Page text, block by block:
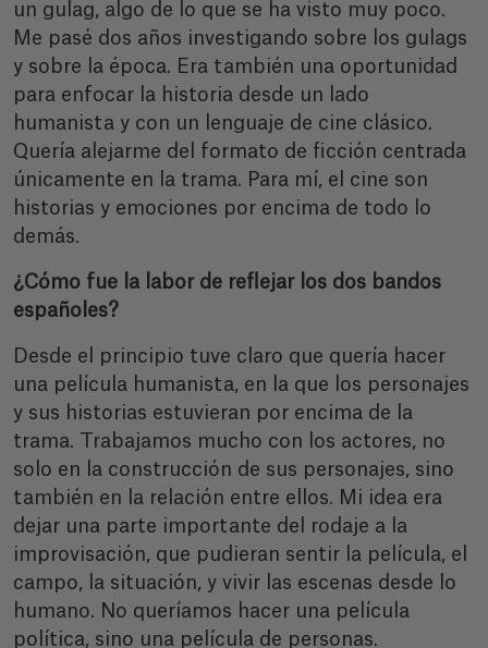
un gulag, algo de lo que se ha visto muy poco.
Me pasé dos años investigando sobre los gulags
y sobre la época. Era también una oportunidad
para enfocar la historia desde un lado
humanista y con un lenguaje de cine clásico.
Quería alejarme del formato de ficción centrada
únicamente en la trama. Para mí, el cine son
historias y emociones por encima de todo lo
demás.
¿Cómo fue la labor de reflejar los dos bandos
españoles?
Desde el principio tuve claro que quería hacer
una película humanista, en la que los personajes
y sus historias estuvieran por encima de la
trama. Trabajamos mucho con los actores, no
solo en la construcción de sus personajes, sino
también en la relación entre ellos. Mi idea era
dejar una parte importante del rodaje a la
improvisación, que pudieran sentir la película, el
campo, la situación, y vivir las escenas desde lo
humano. No queríamos hacer una película
política, sino una película de personas.